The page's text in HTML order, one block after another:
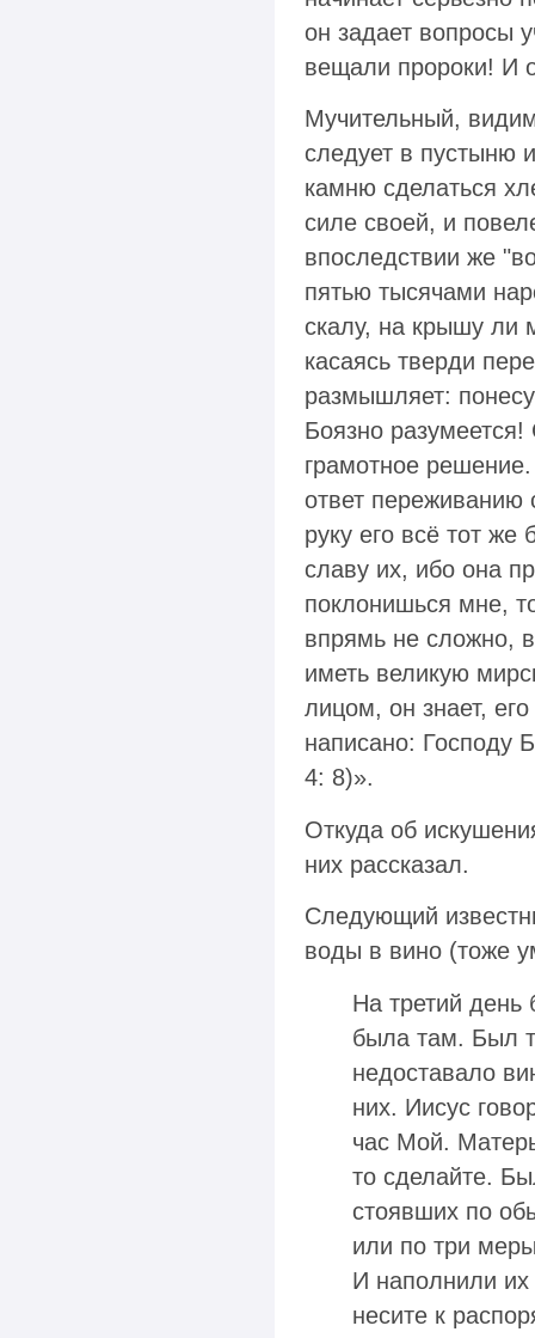
он задает вопросы
вещали пророки! И
Мучительный,
следует в пустыню
камню сделаться
силе своей, и
впоследствии же
пятью тысячами
скалу, на крышу ли
касаясь тверди
размышляет:
Боязно
грамотное
ответ переживанию
руку его всё тот
славу их, ибо она
поклонишься мне,
впрямь не сложно,
иметь великую
лицом, он знает,
написано: Господу
4: 8)».
Откуда об
них рассказал.
Следующий
воды в вино (тоже
На третий день
была там. Был
недоставало
них. Иисус
час Мой.
то сделайте.
стоявших по
или по три
И наполнили их
несите к